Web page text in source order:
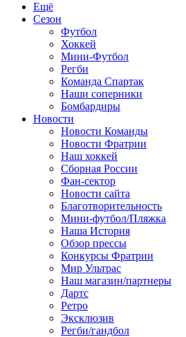
Ещё
Сезон
Футбол
Хоккей
Мини-Футбол
Регби
Команда Спартак
Наши соперники
Бомбардиры
Новости
Новости Команды
Новости Фратрии
Наш хоккей
Сборная России
Фан-cектор
Новости сайта
Благотворительность
Мини-футбол/Пляжка
Наша История
Обзор прессы
Конкурсы Фратрии
Мир Ультрас
Наш магазин/партнеры
Дартс
Ретро
Эксклюзив
Регби/гандбол